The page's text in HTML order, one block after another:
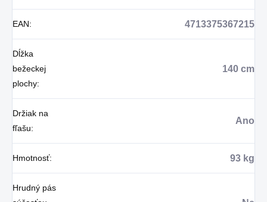
EAN: 4713375367215
Dĺžka
bežeckej
plochy:
140 cm
Držiak na
fľašu:
Ano
Hmotnosť: 93 kg
Hrudný pás